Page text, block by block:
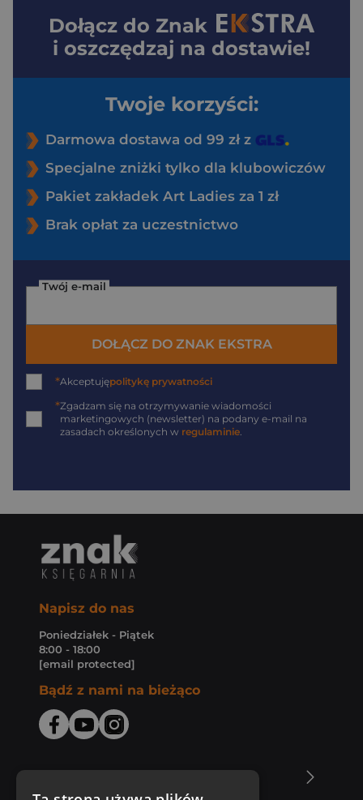
Dołącz do Znak
i oszczędzaj na dostawie!
Twoje korzyści:
Darmowa dostawa od 99 zł z
Specjalne zniżki tylko dla klubowiczów
Pakiet zakładek Art Ladies za 1 zł
Brak opłat za uczestnictwo
Twój e-mail
DOŁĄCZ DO ZNAK EKSTRA
*Akceptujępolitykę prywatności
*Zgadzam się na otrzymywanie wiadomości
marketingowych (newsletter) na podany e-mail na
zasadach określonych w regulaminie.
Napisz do nas
Poniedziałek - Piątek
8:00 - 18:00
[email protected]
Bądź z nami na bieżąco